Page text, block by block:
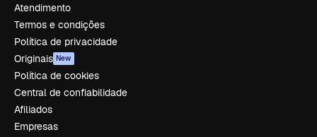
Atendimento
Termos e condições
Política de privacidade
Originais New
Política de cookies
Central de confiabilidade
Afiliados
Empresas